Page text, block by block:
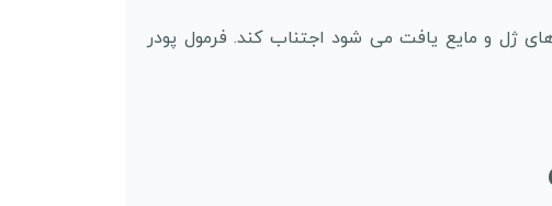
ژل و مایع یافت می شود اجتناب کند. فرمول پودر